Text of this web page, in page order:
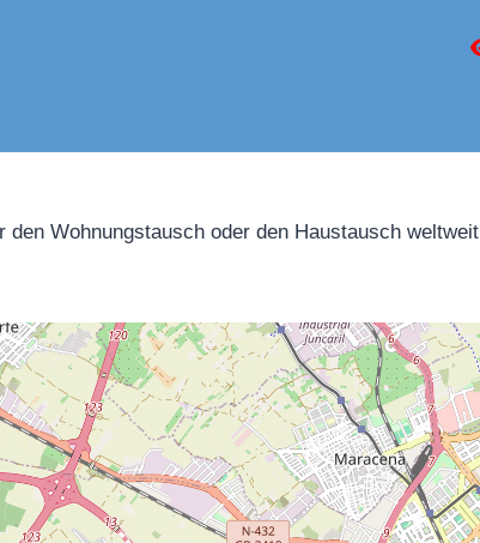
den Wohnungstausch oder den Haustausch weltweit